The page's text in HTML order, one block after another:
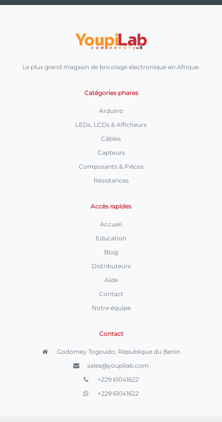
Le plus grand magasin de bricolage électronique en Afrique.
Catégories phares
Arduino
LEDs, LCDs & Afficheurs
Câbles
Capteurs
Composants & Pièces
Résistances
Accès rapides
Accueil
Education
Blog
Distributeurs
Aide
Contact
Notre équipe
Contact
Godomey Togoudo, République du Benin
sales@youpilab.com
+229 61041622
+229 61041622